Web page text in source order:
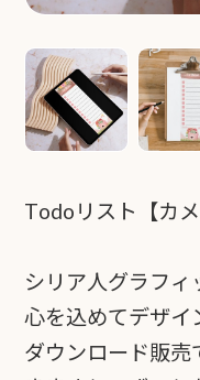
Todoリスト【カメ
シリア人グラフ
心を込めてデザイ
ダウンロード販売